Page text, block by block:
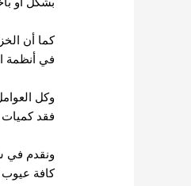
كما أن
في أنظمة
وكل
فقد كميات
ونقدم في
كافة